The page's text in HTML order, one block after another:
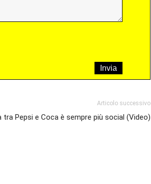
Articolo successivo
tra Pepsi e Coca è sempre più social (Video)